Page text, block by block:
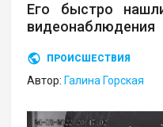
Его быстро
видеонаблюдения
ПРОИСШЕСТВИЯ
Автор: Галина Горская